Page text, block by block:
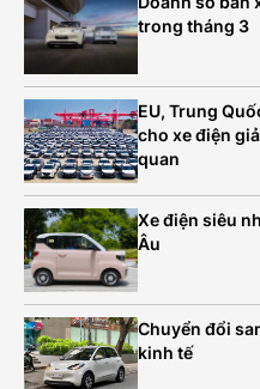
trong tháng 3
EU, Trung
cho xe điện
quan
Xe điện siêu
Âu
Chuyển đổi
kinh tế